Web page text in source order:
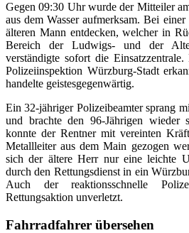
Gegen 09:30 Uhr wurde der Mitteiler
aus dem Wasser aufmerksam. Bei
älteren Mann entdecken, welcher in
Bereich der Ludwigs- und der
verständigte sofort die
Polizeiinspektion Würzburg-Stadt
handelte geistesgegenwärtig.
Ein 32-jähriger Polizeibeamter sprang
und brachte den 96-Jährigen wieder
konnte der Rentner mit vereinten
Metallleiter aus dem Main gezogen
sich der ältere Herr nur eine leichte
durch den Rettungsdienst in ein
Auch der reaktionsschnelle
Rettungsaktion unverletzt.
Fahrradfahrer übersehen